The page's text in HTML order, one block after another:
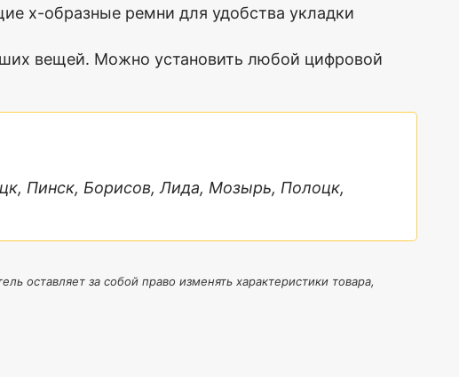
х-образные ремни для удобства укладки
вещей. Можно установить любой цифровой
Пинск, Борисов, Лида, Мозырь, Полоцк,
оставляет за собой право изменять характеристики товара,